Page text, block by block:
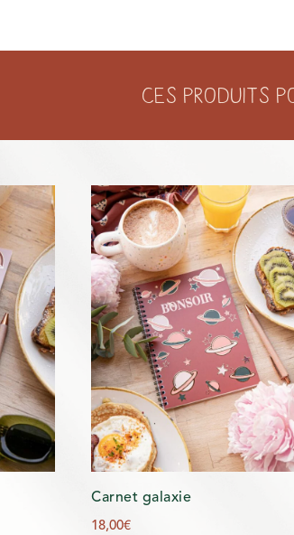
Ces produits
Carnet galaxie
18,00€